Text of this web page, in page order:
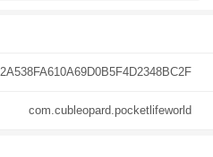
进行互动。
com.cubleopard.pocketlifeworld